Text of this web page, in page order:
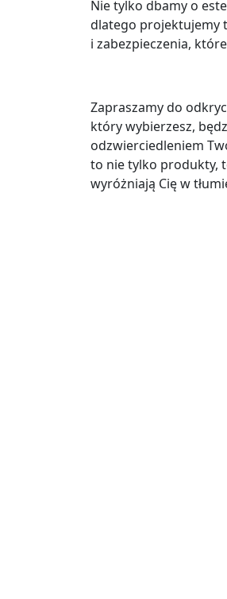
Nie tylko dbamy o
dlatego projektujemy
i zabezpieczenia,
Zapraszamy do
który wybierzesz,
odzwierciedleniem
to nie tylko produkty,
wyróżniają Cię w